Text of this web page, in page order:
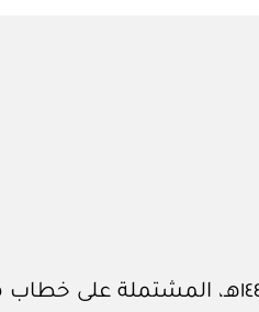
بعد الاطلاع على المعاملة الواردة من الديوان الملكي